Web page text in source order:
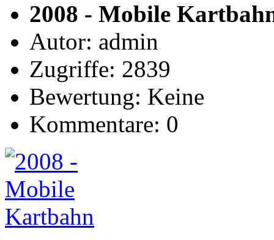
2008 - Mobile
Autor: admin
Zugriffe: 2839
Bewertung: Keine
Kommentare: 0